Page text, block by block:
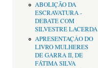
ABOLIÇÃO DA
ESCRAVATURA -
DEBATE COM
SILVESTRE LACERDA
APRESENTAÇÂO DO
LIVRO MULHERES
DE GARRA II, DE
FÁTIMA SILVA